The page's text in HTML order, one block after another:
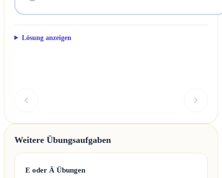
Lösung anzeigen
Weitere Übungsaufgaben
E oder Ä Übungen